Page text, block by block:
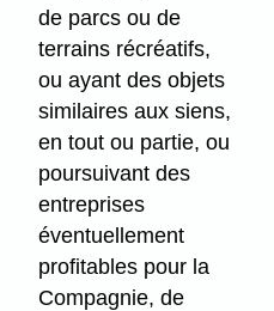
de parcs ou de
terrains récréatifs,
ou ayant des objets
similaires aux siens,
en tout ou partie, ou
poursuivant des
entreprises
éventuellement
profitables pour la
Compagnie, de